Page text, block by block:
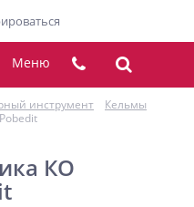
Меню
инструмент
Кельмы
КО